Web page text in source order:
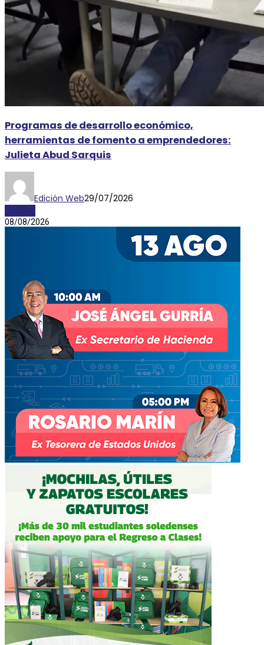
Programas de desarrollo económico,
herramientas de fomento a emprendedores:
Julieta Abud Sarquis
Edición Web29/07/2026
08/08/2026